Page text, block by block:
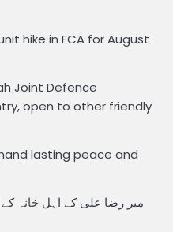
hike in FCA for August
Joint Defence
open to other friendly
lasting peace and
میر رضا علی کے اہل خانہ کے